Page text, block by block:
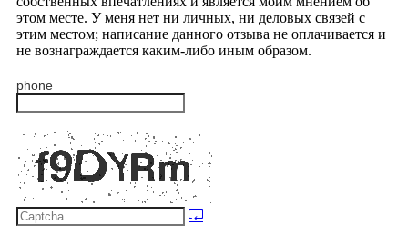
этом месте. У меня нет ни личных, ни деловых связей с
этим местом; написание данного отзыва не оплачивается и
не вознаграждается каким-либо иным образом.
phone